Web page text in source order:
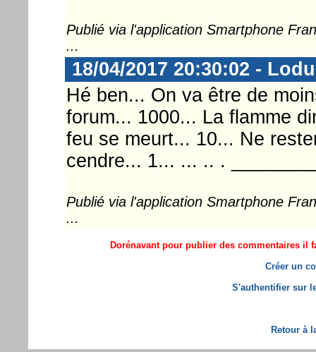
Publié via l'application Smartphone
...
18/04/2017 20:30:02 -
Hé ben... On va être de
forum... 1000... La flamme
feu se meurt... 10... Ne
cendre... 1... ... .. .
Publié via l'application Smartphone
...
Dorénavant pour publier des commentaires il
Créer un
S'authentifier sur
Retour à